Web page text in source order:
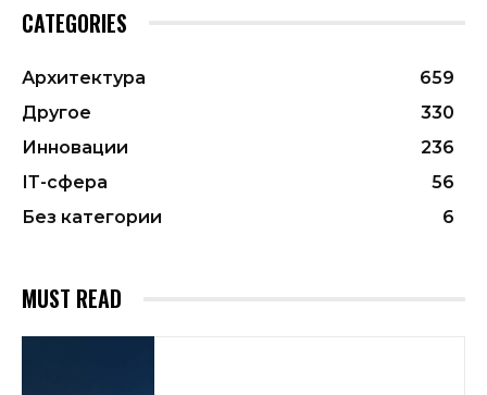
CATEGORIES
Архитектура
659
Другое
330
Инновации
236
ІТ-сфера
56
Без категории
6
MUST READ